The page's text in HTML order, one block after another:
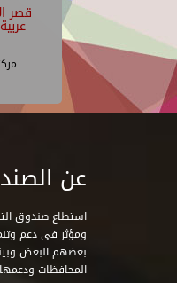
قصر
عن
ومؤثر فى دعم
بعضهم البعض
المحافظات